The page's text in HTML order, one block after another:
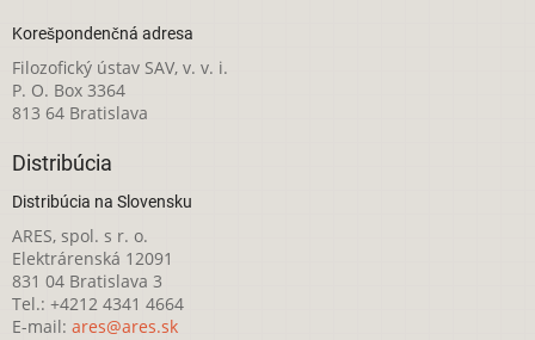
Korešpondenčná adresa
Filozofický ústav SAV, v. v. i.
P. O. Box 3364
813 64 Bratislava
Distribúcia
Distribúcia na Slovensku
ARES, spol. s r. o.
Elektrárenská 12091
831 04 Bratislava 3
Tel.: +4212 4341 4664
E-mail: ares@ares.sk